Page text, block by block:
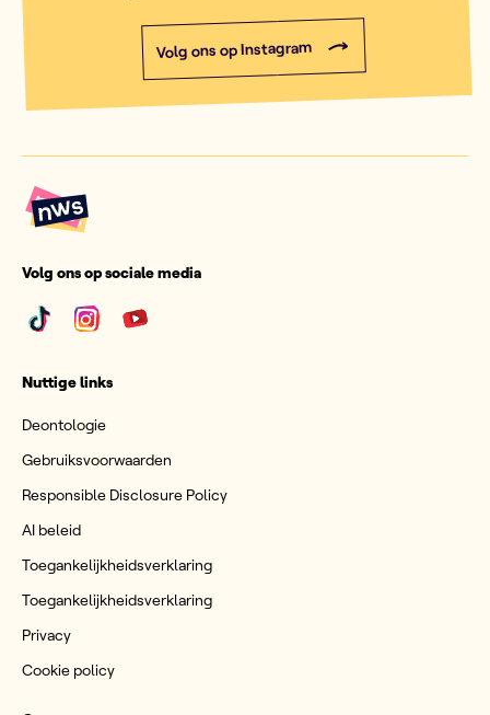
Volg ons op Instagram
Volg ons op sociale media
Nuttige links
Deontologie
Gebruiksvoorwaarden
Responsible Disclosure Policy
AI beleid
Toegankelijkheidsverklaring
Toegankelijkheidsverklaring
Privacy
Cookie policy